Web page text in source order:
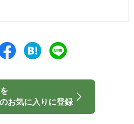
お気に入りに登録